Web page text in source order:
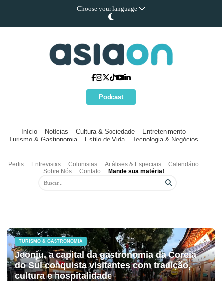
Choose your language
Podcast
Início Notícias Cultura & Sociedade
Entretenimento
Turismo & Gastronomia
Estilo de Vida Tecnologia & Negócios
Perfis Entrevistas Colunistas Análises & Especiais
Calendário
Sobre Nós
Contato Mande sua matéria!
TURISMO & GASTRONOMIA
Jeonju, a capital da gastronomia da Coreia
do Sul conquista visitantes com tradição,
cultura e hospitalidade